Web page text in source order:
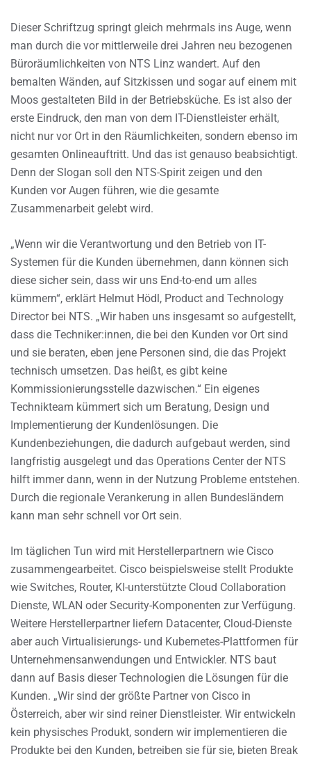
Dieser Schriftzug springt gleich mehrmals ins Auge, wenn
man durch die vor mittlerweile drei Jahren neu bezogenen
Büroräumlichkeiten von NTS Linz wandert. Auf den
bemalten Wänden, auf Sitzkissen und sogar auf einem mit
Moos gestalteten Bild in der Betriebsküche. Es ist also der
erste Eindruck, den man von dem IT-Dienstleister erhält,
nicht nur vor Ort in den Räumlichkeiten, sondern ebenso im
gesamten Onlineauftritt. Und das ist genauso beabsichtigt.
Denn der Slogan soll den NTS-Spirit zeigen und den
Kunden vor Augen führen, wie die gesamte
Zusammenarbeit gelebt wird.
„Wenn wir die Verantwortung und den Betrieb von IT-
Systemen für die Kunden übernehmen, dann können sich
diese sicher sein, dass wir uns End-to-end um alles
kümmern“, erklärt Helmut Hödl, Product and Technology
Director bei NTS. „Wir haben uns insgesamt so aufgestellt,
dass die Techniker:innen, die bei den Kunden vor Ort sind
und sie beraten, eben jene Personen sind, die das Projekt
technisch umsetzen. Das heißt, es gibt keine
Kommissionierungsstelle dazwischen.“ Ein eigenes
Technikteam kümmert sich um Beratung, Design und
Implementierung der Kundenlösungen. Die
Kundenbeziehungen, die dadurch aufgebaut werden, sind
langfristig ausgelegt und das Operations Center der NTS
hilft immer dann, wenn in der Nutzung Probleme entstehen.
Durch die regionale Verankerung in allen Bundesländern
kann man sehr schnell vor Ort sein.
Im täglichen Tun wird mit Herstellerpartnern wie Cisco
zusammengearbeitet. Cisco beispielsweise stellt Produkte
wie Switches, Router, KI-unterstützte Cloud Collaboration
Dienste, WLAN oder Security-Komponenten zur Verfügung.
Weitere Herstellerpartner liefern Datacenter, Cloud-Dienste
aber auch Virtualisierungs- und Kubernetes-Plattformen für
Unternehmensanwendungen und Entwickler. NTS baut
dann auf Basis dieser Technologien die Lösungen für die
Kunden. „Wir sind der größte Partner von Cisco in
Österreich, aber wir sind reiner Dienstleister. Wir entwickeln
kein physisches Produkt, sondern wir implementieren die
Produkte bei den Kunden, betreiben sie für sie, bieten Break